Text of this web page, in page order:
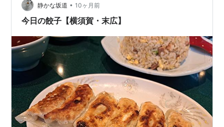
うどいいと訪問。 スープは、出汁はしっかり感じつつも
醤油のキ…
静かな坂道 • 10ヶ月前
今日の餃子【横須賀・末広】